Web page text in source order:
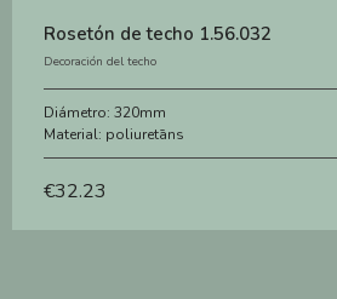
Rosetón de techo 1.56.032
Decoración del techo
Diámetro: 320mm
Material: poliuretāns
€32.23